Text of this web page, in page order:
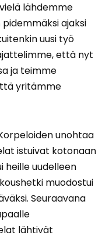
lähdemme
ajaksi
uusi työ
että nyt
ja teimme
yritämme
unohtaa
istuivat kotonaan
heille uudelleen
muodostui
Seuraavana
lähtivät